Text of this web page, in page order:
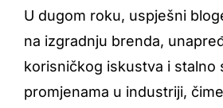
U dugom roku, uspješni
na izgradnju brenda,
korisničkog iskustva i stalno
promjenama u industriji,